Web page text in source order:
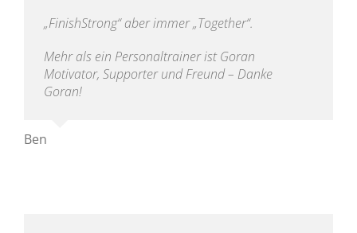
„FinishStrong“ aber immer „Together“.
Mehr als ein Personaltrainer ist Goran
Motivator, Supporter und Freund – Danke
Goran!
Ben